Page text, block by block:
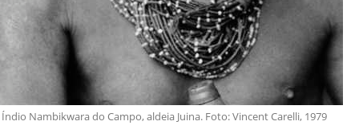
Índio Nambikwara do Campo, aldeia Juina. Foto: Vincent Carelli, 1979